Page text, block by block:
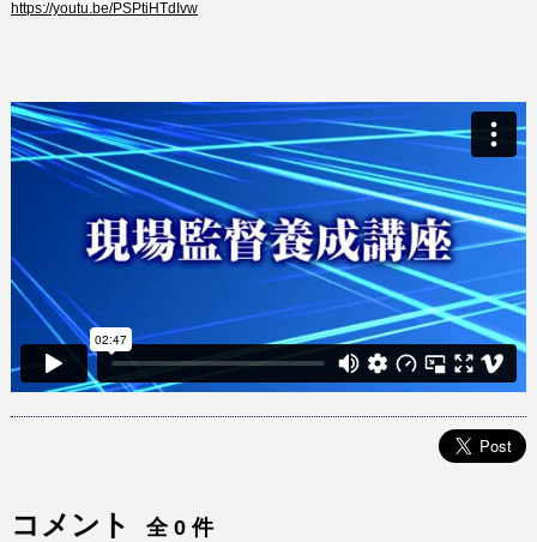
https://youtu.be/PSPtiHTdIvw
コメント 全 0 件